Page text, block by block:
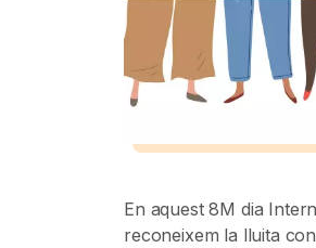
En aquest 8M dia
reconeixem la lluita